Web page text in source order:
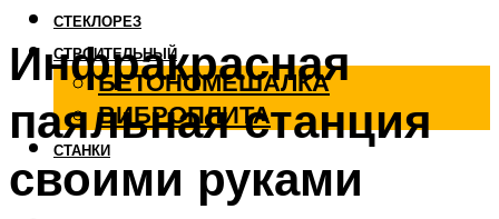
СТЕКЛОРЕЗ
СТРОИТЕЛЬНЫЙ
БЕТОНОМЕШАЛКА
ВИБРОПЛИТА
СТАНКИ
Инфракрасная
паяльная станция
своими руками